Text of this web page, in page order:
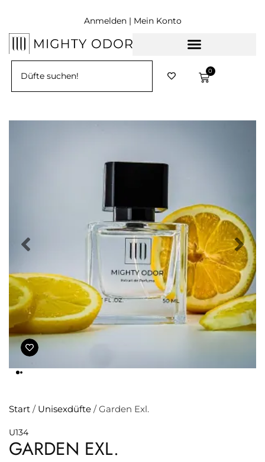
Anmelden | Mein Konto
0
Start / Unisexdüfte / Garden Exl.
U134
GARDEN EXL.